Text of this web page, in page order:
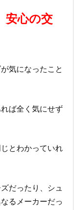
安心の交
気になったこと
ば全く気にせず
とわかっていれ
だったり、シュ
るメーカーだっ